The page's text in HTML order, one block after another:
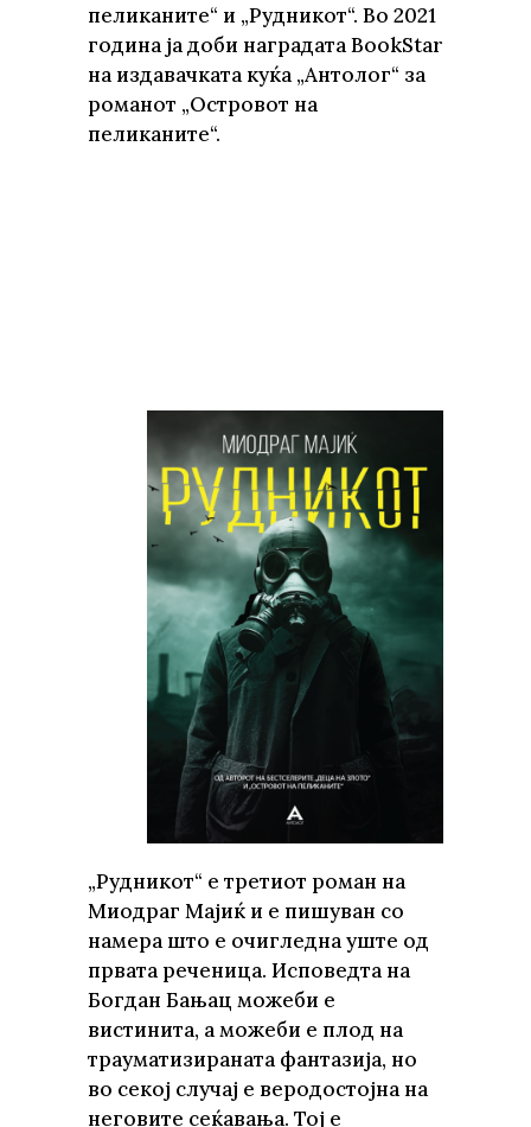
пеликаните“ и „Рудникот“. Во 2021
година ја доби наградата BookStar
на издавачката куќа „Антолог“ за
романот „Островот на
пеликаните“.
„Рудникот“ е третиот роман на
Миодраг Мајиќ и е пишуван со
намера што е очигледна уште од
првата реченица. Исповедта на
Богдан Бањац можеби е
вистинита, а можеби е плод на
трауматизираната фантазија, но
во секој случај е веродостојна на
неговите сеќавања. Тој е